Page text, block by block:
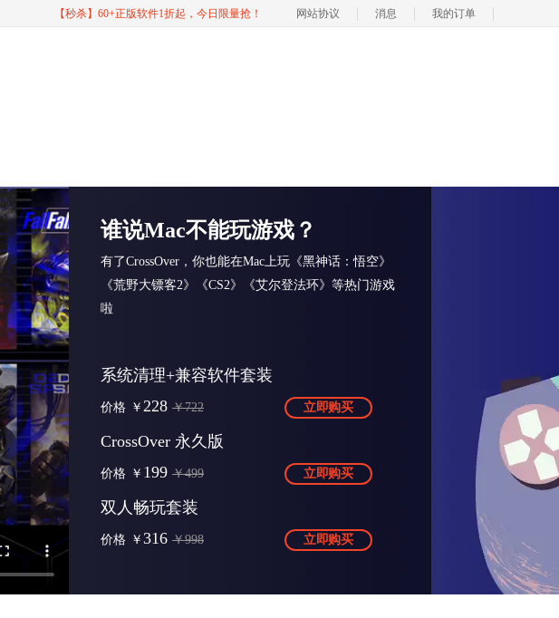
【秒杀】60+正版软件1折起，今日限量抢！ 网站协议 消息 我的订单
谁说Mac不能玩游戏？
有了CrossOver，你也能在Mac上玩《黑神话：悟空》
《荒野大镖客2》《CS2》《艾尔登法环》等热门游戏
啦
系统清理+兼容软件套装
价格 ￥ 228 ￥722 立即购买
CrossOver 永久版
价格 ￥ 199 ￥499 立即购买
双人畅玩套装
价格 ￥ 316 ￥998 立即购买